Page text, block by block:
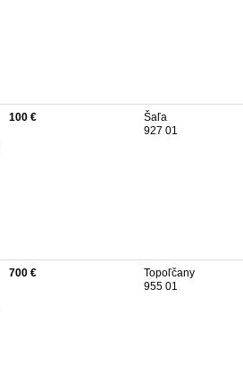
100 €
Šaľa
927 01
700 €
Topoľčany
955 01